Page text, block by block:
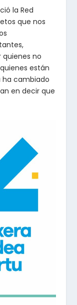
la Red
que nos
no
están
cambiado
en decir que